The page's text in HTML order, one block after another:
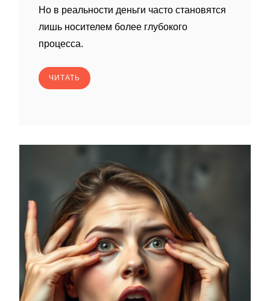
Но в реальности деньги часто становятся
лишь носителем более глубокого
процесса.
ЧИТАТЬ